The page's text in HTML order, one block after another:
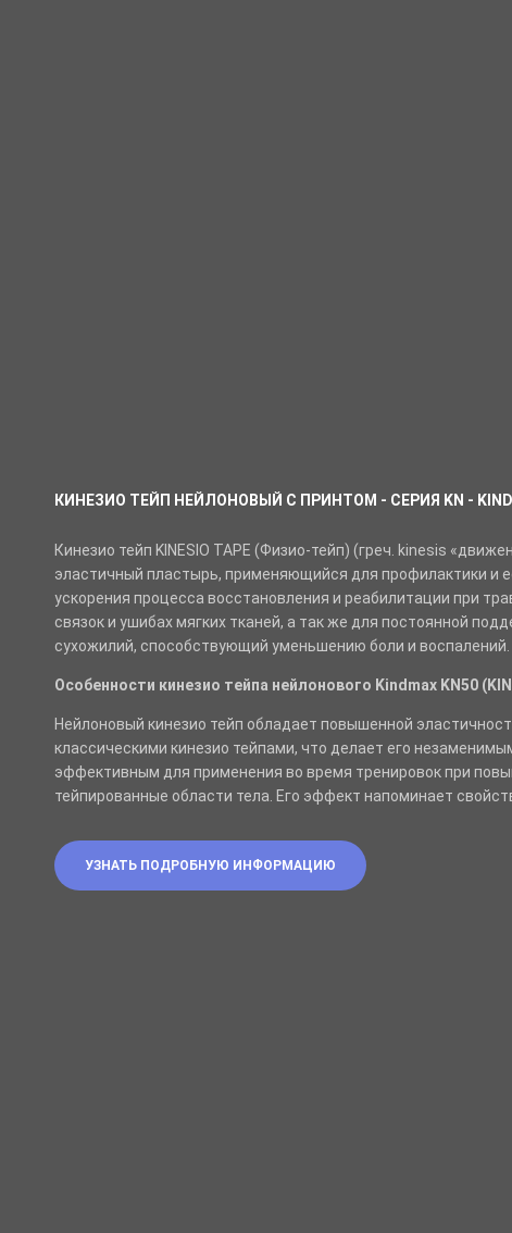
КИНЕЗИО ТЕЙП НЕЙЛОНОВЫЙ С ПРИНТОМ - СЕРИЯ KN -
Кинезио тейп KINESIO TAPE (Физио-тейп) (греч. kinesis
эластичный пластырь, применяющийся для профилактики и
ускорения процесса восстановления и реабилитации при
связок и ушибах мягких тканей, а так же для постоянной
сухожилий, способствующий уменьшению боли и воспалений.
Особенности кинезио тейпа нейлонового Kindmax KN50
Нейлоновый кинезио тейп обладает повышенной
классическими кинезио тейпами, что делает его
эффективным для применения во время тренировок при
тейпированные области тела. Его эффект напоминает
УЗНАТЬ ПОДРОБНУЮ ИНФОРМАЦИЮ